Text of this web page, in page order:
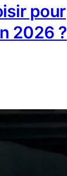
pour
2026 ?